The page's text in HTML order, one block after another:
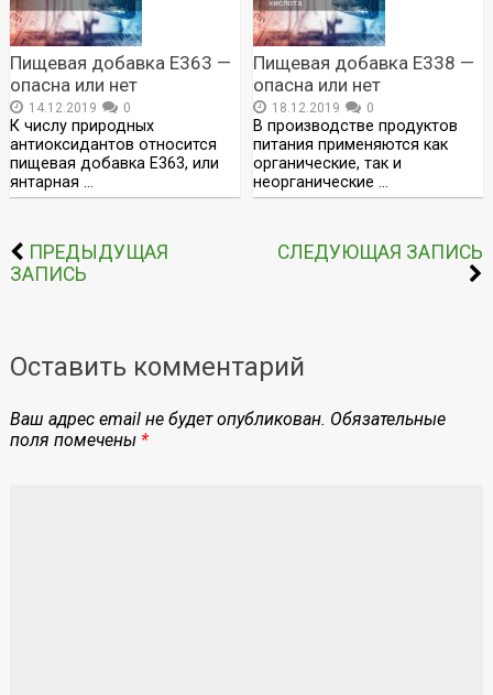
Пищевая добавка Е363 —
опасна или нет
14.12.2019 0
К числу природных
антиоксидантов относится
пищевая добавка Е363, или
янтарная …
Пищевая добавка Е338 —
опасна или нет
18.12.2019 0
В производстве продуктов
питания применяются как
органические, так и
неорганические …
ПРЕДЫДУЩАЯ
ЗАПИСЬ
СЛЕДУЮЩАЯ ЗАПИСЬ
Оставить комментарий
Ваш адрес email не будет опубликован. Обязательные
поля помечены *